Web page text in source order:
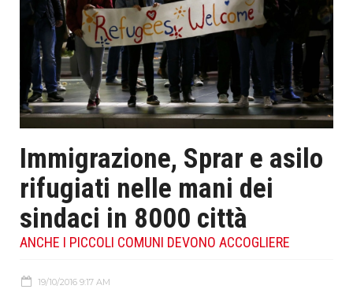
Immigrazione, Sprar e asilo
rifugiati nelle mani dei
sindaci in 8000 città
ANCHE I PICCOLI COMUNI DEVONO ACCOGLIERE
19/10/2016 9:17 AM